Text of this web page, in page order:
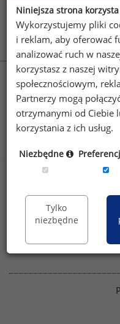
sedlak.pl
rynekpracy.pl
badaniaHR.pl
Dla mediów
Niniejsza strona
Wykorzystujemy pliki
i reklam, aby oferować
analizować ruch w
korzystasz z naszej
społecznościowym,
Partnerzy mogą
otrzymanymi od Ciebie
korzystania z ich usług.
Niezbędne
Tylko
niezbędne